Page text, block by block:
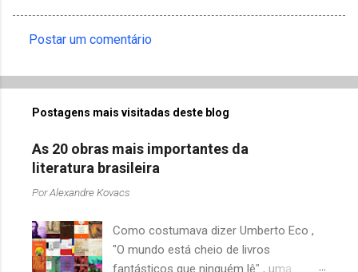
o
n
t
á
o
Postar um comentário
Postagens mais visitadas deste blog
As 20 obras mais importantes da
literatura brasileira
PorAlexandre Kovacs
Como costumava dizer Umberto Eco ,
"O mundo está cheio de livros
fantásticos que ninguém lê" , uma